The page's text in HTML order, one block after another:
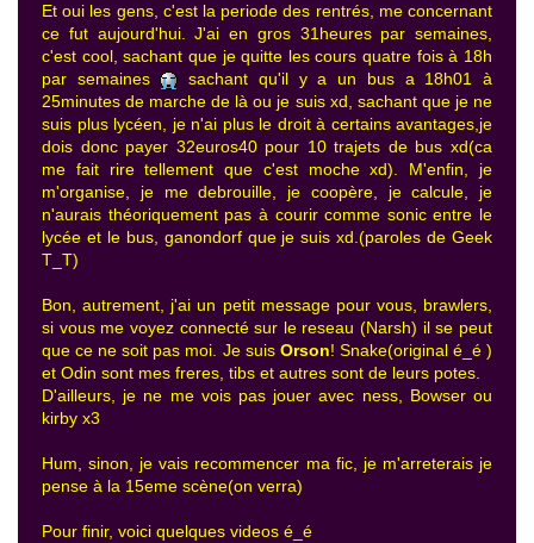
Et oui les gens, c'est la periode des rentrés, me concernant
ce fut aujourd'hui. J'ai en gros 31heures par semaines,
c'est cool, sachant que je quitte les cours quatre fois à 18h
par semaines
sachant qu'il y a un bus a 18h01 à
25minutes de marche de là ou je suis xd, sachant que je ne
suis plus lycéen, je n'ai plus le droit à certains avantages,je
dois donc payer 32euros40 pour 10 trajets de bus xd(ca
me fait rire tellement que c'est moche xd). M'enfin, je
m'organise, je me debrouille, je coopère, je calcule, je
n'aurais théoriquement pas à courir comme sonic entre le
lycée et le bus, ganondorf que je suis xd.(paroles de Geek
T_T)
Bon, autrement, j'ai un petit message pour vous, brawlers,
si vous me voyez connecté sur le reseau (Narsh) il se peut
que ce ne soit pas moi. Je suis Orson! Snake(original é_é )
et Odin sont mes freres, tibs et autres sont de leurs potes.
D'ailleurs, je ne me vois pas jouer avec ness, Bowser ou
kirby x3
Hum, sinon, je vais recommencer ma fic, je m'arreterais je
pense à la 15eme scène(on verra)
Pour finir, voici quelques videos é_é